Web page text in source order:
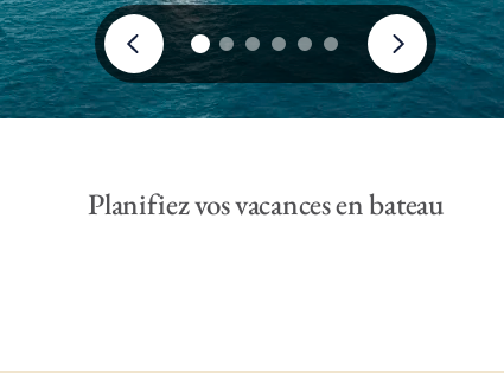
Planifiez vos vacances en bateau